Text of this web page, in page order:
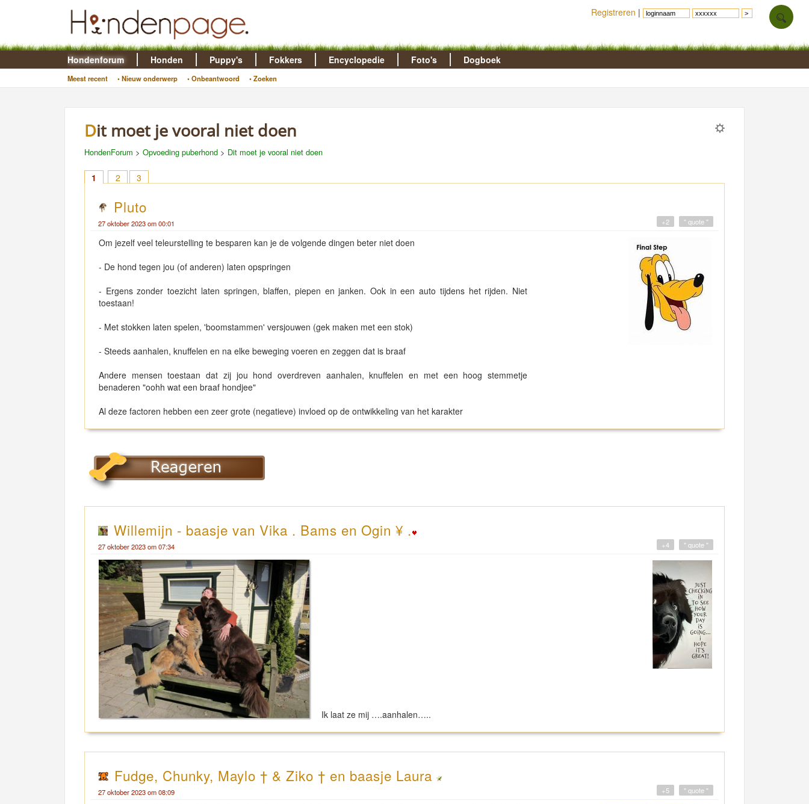
Hondenforum
Meest recent • Nieuw onderwerp • Onbeantwoord • Zoeken
Honden Puppy's Fokkers Encyclopedie Foto's Dogboek
Dit moet je vooral niet doen
HondenForum > Opvoeding puberhond > Dit moet je vooral niet doen
1 2 3
Pluto
27 oktober 2023 om 00:01 " quote "
+2
Om jezelf veel teleurstelling te besparen kan je de volgende dingen beter niet doen
- De hond tegen jou (of anderen) laten opspringen
- Ergens zonder toezicht laten springen, blaffen, piepen en janken. Ook in een auto tijdens het rijden. Niet
toestaan!
- Met stokken laten spelen, 'boomstammen' versjouwen (gek maken met een stok)
- Steeds aanhalen, knuffelen en na elke beweging voeren en zeggen dat is braaf
Andere mensen toestaan dat zij jou hond overdreven aanhalen, knuffelen en met een hoog stemmetje
benaderen "oohh wat een braaf hondjee"
Al deze factoren hebben een zeer grote (negatieve) invloed op de ontwikkeling van het karakter
Willemijn - baasje van Vika . Bams en Ogin ¥ .
27 oktober 2023 om 07:34 " quote "
+4
Ik laat ze mij ….aanhalen…..
Fudge, Chunky, Maylo † & Ziko † en baasje Laura
27 oktober 2023 om 08:09 " quote "
+5
Registreren |